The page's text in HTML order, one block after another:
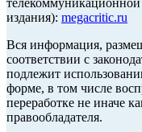
телекоммуникационной
издания): megacritic.ru
Вся информация,
соответствии с
подлежит
форме, в том числе
переработке не иначе
правообладателя.